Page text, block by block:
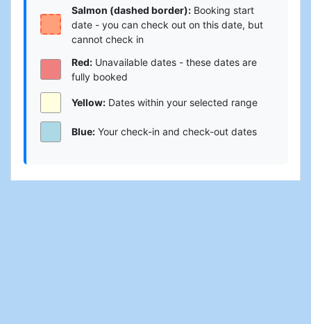
Salmon (dashed border):Booking start
date - you can check out on this date, but
cannot check in
Red:Unavailable dates - these dates are
fully booked
Yellow:Dates within your selected range
Blue:Your check-in and check-out dates